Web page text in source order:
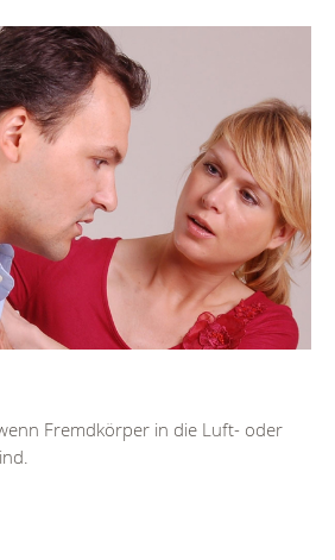
Fremdkörper in die Luft- oder